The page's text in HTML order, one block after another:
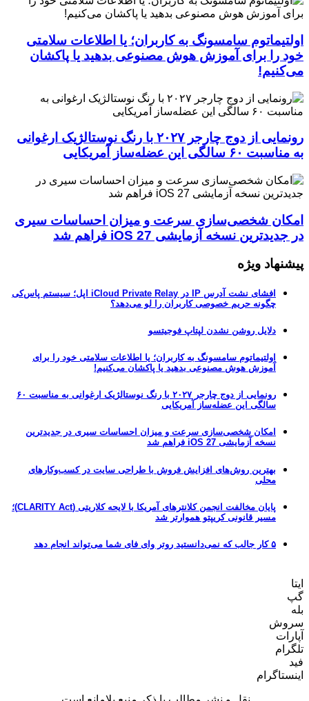
اولتیماتوم سامسونگ به کاربران؛ یا اطلاعات سلامتی
خود را برای آموزش هوش مصنوعی بدهید یا پاکشان
می‌کنیم!
رونمایی از دوج چارجر ۲۰۲۷ با رنگ نوستالژیک ارغوانی
به مناسبت ۶۰ سالگی این عضله‌ساز آمریکایی
امکان شخصی‌سازی سرعت و میزان احساسات سیری
در جدیدترین نسخه آزمایشی iOS 27 فراهم شد
پیشنهاد ویژه
افشای نشت آدرس IP در iCloud Private Relay اپل؛ سیستم پاس‌کی
چگونه حریم خصوصی کاربران را لو می‌دهد؟
دلایل روشن نشدن لپتاپ فوجیتسو
اولتیماتوم سامسونگ به کاربران؛ یا اطلاعات سلامتی خود را برای
آموزش هوش مصنوعی بدهید یا پاکشان می‌کنیم!
رونمایی از دوج چارجر ۲۰۲۷ با رنگ نوستالژیک ارغوانی به مناسبت ۶۰
سالگی این عضله‌ساز آمریکایی
امکان شخصی‌سازی سرعت و میزان احساسات سیری در جدیدترین
نسخه آزمایشی iOS 27 فراهم شد
بهترین روش‌های افزایش فروش با طراحی سایت در کسب‌وکارهای
محلی
پایان مخالفت انجمن کلانترهای آمریکا با لایحه کلاریتی (CLARITY Act)؛
مسیر قانونی کریپتو هموارتر شد
۵ کار جالب که نمی‌دانستید روتر وای فای شما می‌تواند انجام دهد
ایتا
گپ
بله
سروش
آپارات
تلگرام
فید
اینستاگرام